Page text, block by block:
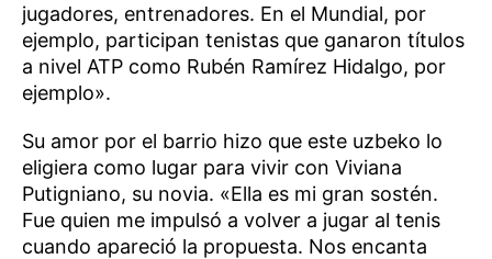
jugadores, entrenadores. En el Mundial, por
ejemplo, participan tenistas que ganaron títulos
a nivel ATP como Rubén Ramírez Hidalgo, por
ejemplo».
Su amor por el barrio hizo que este uzbeko lo
eligiera como lugar para vivir con Viviana
Putigniano, su novia. «Ella es mi gran sostén.
Fue quien me impulsó a volver a jugar al tenis
cuando apareció la propuesta. Nos encanta